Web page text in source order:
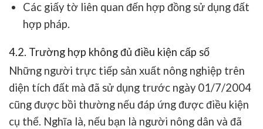
Các giấy tờ liên quan đến hợp đồng sử dụng đất
hợp pháp.
4.2. Trường hợp không đủ điều kiện cấp sổ
Những người trực tiếp sản xuất nông nghiệp trên
diện tích đất mà đã sử dụng trước ngày 01/7/2004
cũng được bồi thường nếu đáp ứng được điều kiện
cụ thể. Nghĩa là, nếu bạn là người nông dân và đã